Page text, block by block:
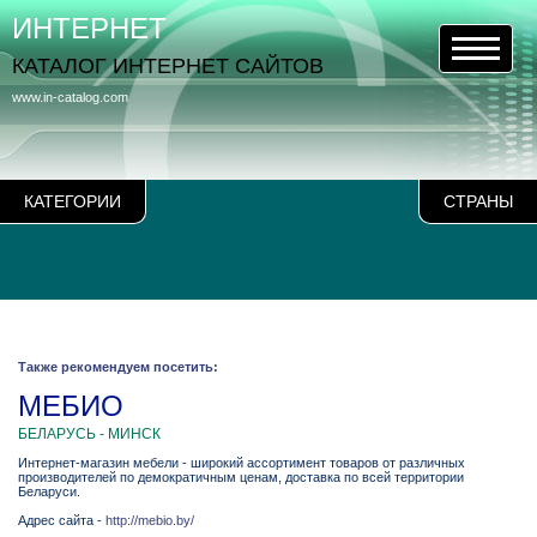
КАТЕГОРИИ СТРАНЫ
www.in-catalog.com
ИНТЕРНЕТ
КАТАЛОГ ИНТЕРНЕТ САЙТОВ
Также рекомендуем посетить:
МЕБИО
БЕЛАРУСЬ - МИНСК
Интернет-магазин мебели - широкий ассортимент товаров от различных
производителей по демократичным ценам, доставка по всей территории
Беларуси.
Адрес сайта - http://mebio.by/